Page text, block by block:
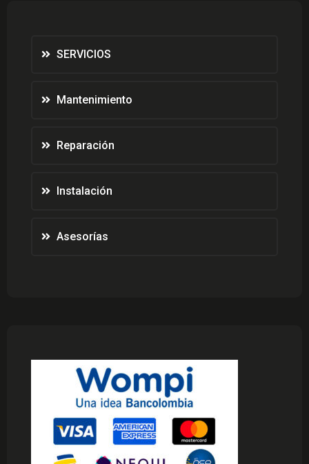
SERVICIOS
Mantenimiento
Reparación
Instalación
Asesorías